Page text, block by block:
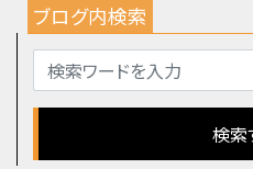
ブログ内検索